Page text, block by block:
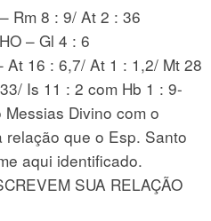
Rm 8 : 9/ At 2 : 36
– Gl 4 : 6
At 16 : 6,7/ At 1 : 1,2/ Mt 28
Is 11 : 2 com Hb 1 : 9-
Divino com o
relação que o Esp. Santo
aqui identificado.
SUA RELAÇÃO